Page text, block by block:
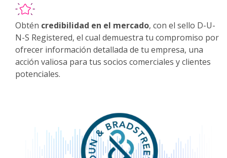
Obtén credibilidad en el mercado, con el sello D-U-
N-S Registered, el cual demuestra tu compromiso por
ofrecer información detallada de tu empresa, una
acción valiosa para tus socios comerciales y clientes
potenciales.